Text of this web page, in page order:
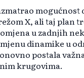
mogućnost
X, ali taj plan
u zadnjih
dinamike u
postala
krugovima.